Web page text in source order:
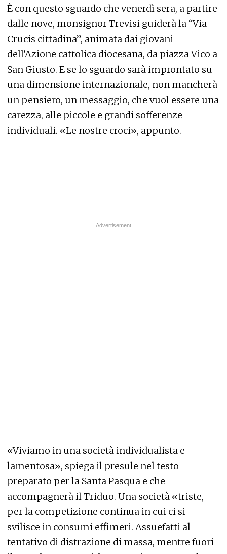
È con questo sguardo che venerdì sera, a partire
dalle nove, monsignor Trevisi guiderà la “Via
Crucis cittadina”, animata dai giovani
dell’Azione cattolica diocesana, da piazza Vico a
San Giusto. E se lo sguardo sarà improntato su
una dimensione internazionale, non mancherà
un pensiero, un messaggio, che vuol essere una
carezza, alle piccole e grandi sofferenze
individuali. «Le nostre croci», appunto.
«Viviamo in una società individualista e
lamentosa», spiega il presule nel testo
preparato per la Santa Pasqua e che
accompagnerà il Triduo. Una società «triste,
per la competizione continua in cui ci si
svilisce in consumi effimeri. Assuefatti al
tentativo di distrazione di massa, mentre fuori